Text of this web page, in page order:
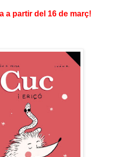
a partir del 16 de març!